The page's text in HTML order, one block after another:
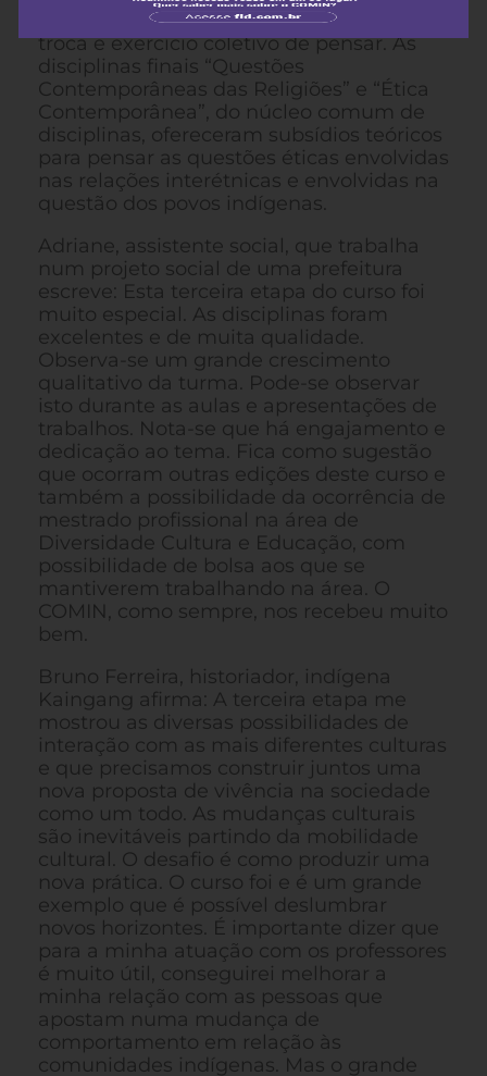
participantes foram momentos de valiosa
troca e exercício coletivo de pensar. As
disciplinas finais “Questões
Contemporâneas das Religiões” e “Ética
Contemporânea”, do núcleo comum de
disciplinas, ofereceram subsídios teóricos
para pensar as questões éticas envolvidas
nas relações interétnicas e envolvidas na
questão dos povos indígenas.
Adriane, assistente social, que trabalha
num projeto social de uma prefeitura
escreve: Esta terceira etapa do curso foi
muito especial. As disciplinas foram
excelentes e de muita qualidade.
Observa-se um grande crescimento
qualitativo da turma. Pode-se observar
isto durante as aulas e apresentações de
trabalhos. Nota-se que há engajamento e
dedicação ao tema. Fica como sugestão
que ocorram outras edições deste curso e
também a possibilidade da ocorrência de
mestrado profissional na área de
Diversidade Cultura e Educação, com
possibilidade de bolsa aos que se
mantiverem trabalhando na área. O
COMIN, como sempre, nos recebeu muito
bem.
Bruno Ferreira, historiador, indígena
Kaingang afirma: A terceira etapa me
mostrou as diversas possibilidades de
interação com as mais diferentes culturas
e que precisamos construir juntos uma
nova proposta de vivência na sociedade
como um todo. As mudanças culturais
são inevitáveis partindo da mobilidade
cultural. O desafio é como produzir uma
nova prática. O curso foi e é um grande
exemplo que é possível deslumbrar
novos horizontes. É importante dizer que
para a minha atuação com os professores
é muito útil, conseguirei melhorar a
minha relação com as pessoas que
apostam numa mudança de
comportamento em relação às
comunidades indígenas. Mas o grande